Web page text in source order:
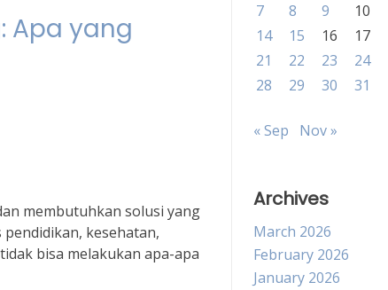
Apa yang
membutuhkan solusi yang
kesehatan,
bisa melakukan apa-apa
7
8 9 10
14
15 16 17
21
22 23 24
28
29 30 31
« Sep Nov »
Archives
March 2026
February 2026
January 2026